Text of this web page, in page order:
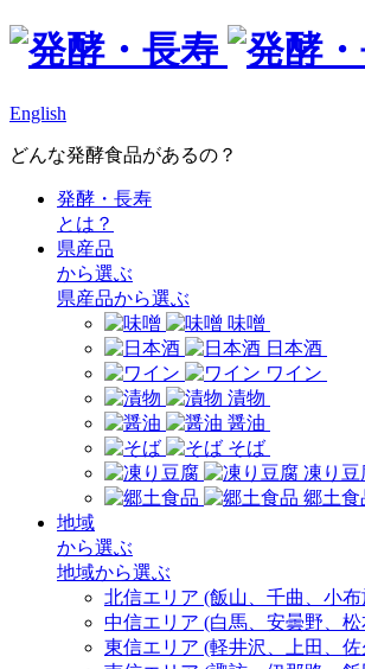
English
どんな発酵食品があるの？
発酵・長寿
とは？
県産品
から選ぶ
県産品から選ぶ
味噌
日本酒
ワイン
漬物
醤油
そば
凍り豆
郷土食
地域
から選ぶ
地域から選ぶ
北信エリア (飯山、千曲、小
中信エリア (白馬、安曇野、
東信エリア (軽井沢、上田、佐